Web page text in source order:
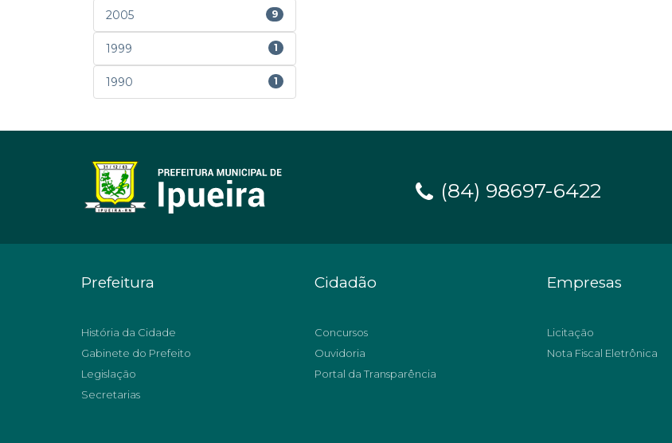
2005 9
1999 1
1990 1
(84) 98697-6422
Prefeitura
História da Cidade
Gabinete do Prefeito
Legislação
Secretarias
Cidadão
Concursos
Ouvidoria
Portal da Transparência
Empresas
Licitação
Nota Fiscal Eletrônica